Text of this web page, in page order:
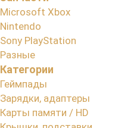
Microsoft Xbox
Nintendo
Sony PlayStation
Разные
Категории
Геймпады
Зарядки, адаптеры
Карты памяти / HD